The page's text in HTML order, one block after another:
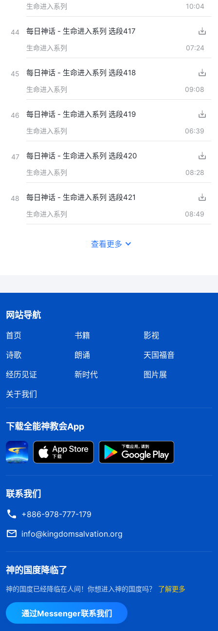
生命进入系列 10:04
44 每日神话 - 生命进入系列 选段417
生命进入系列 07:24
45 每日神话 - 生命进入系列 选段418
生命进入系列 09:08
46 每日神话 - 生命进入系列 选段419
生命进入系列 06:39
47 每日神话 - 生命进入系列 选段420
生命进入系列 08:28
48 每日神话 - 生命进入系列 选段421
生命进入系列 08:49
查看更多
网站导航
首页 书籍
影视
诗歌
朗诵
天国福音
经历见证
新时代
图片展
关于我们
下载全能神教会App
联系我们
+886-978-777-179
info@kingdomsalvation.org
神的国度降临了
神的国度已经降临在人间！你想进入神的国度吗？ 了解更多
通过Messenger联系我们